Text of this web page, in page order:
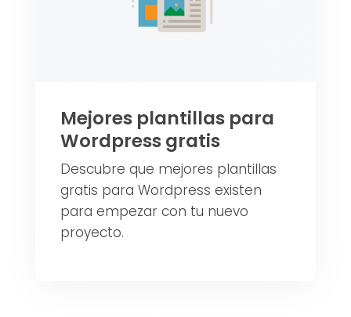
Mejores plantillas para
Wordpress gratis
Descubre que mejores plantillas
gratis para Wordpress existen
para empezar con tu nuevo
proyecto.